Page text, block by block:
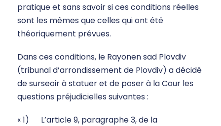
pratique et sans savoir si ces conditions réelles
sont les mêmes que celles qui ont été
théoriquement prévues.
Dans ces conditions, le Rayonen sad Plovdiv
(tribunal d’arrondissement de Plovdiv) a décidé
de surseoir à statuer et de poser à la Cour les
questions préjudicielles suivantes :
« 1) L’article 9, paragraphe 3, de la